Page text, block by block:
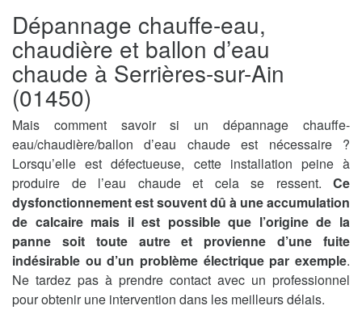
Dépannage chauffe-eau,
chaudière et ballon d’eau
chaude à Serrières-sur-Ain
(01450)
Mais comment savoir si un dépannage chauffe-
eau/chaudière/ballon d’eau chaude est nécessaire ?
Lorsqu’elle est défectueuse, cette installation peine à
produire de l’eau chaude et cela se ressent. Ce
dysfonctionnement est souvent dû à une accumulation
de calcaire mais il est possible que l’origine de la
panne soit toute autre et provienne d’une fuite
indésirable ou d’un problème électrique par exemple.
Ne tardez pas à prendre contact avec un professionnel
pour obtenir une intervention dans les meilleurs délais.